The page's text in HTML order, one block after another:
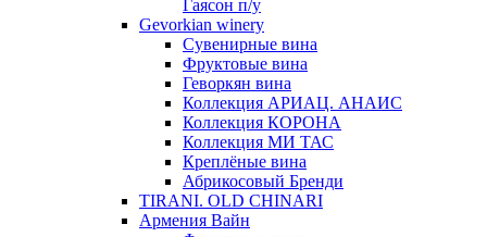
Гаясон п/у
Gevorkian winery
Сувенирные вина
Фруктовые вина
Геворкян вина
Коллекция АРИАЦ. АНАИС
Коллекция КОРОНА
Коллекция МИ ТАС
Креплёные вина
Абрикосовый Бренди
TIRANI. OLD CHINARI
Армения Вайн